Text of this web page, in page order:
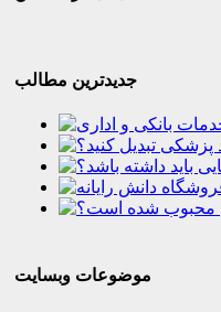
جدیدترین مطالب
موضوعات وبسایت